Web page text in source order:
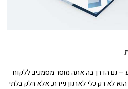
– גם הדרך בה אתה מוסר מסמכים ללקוח
לא רק כלי לארגון ניירת, אלא חלק בלתי